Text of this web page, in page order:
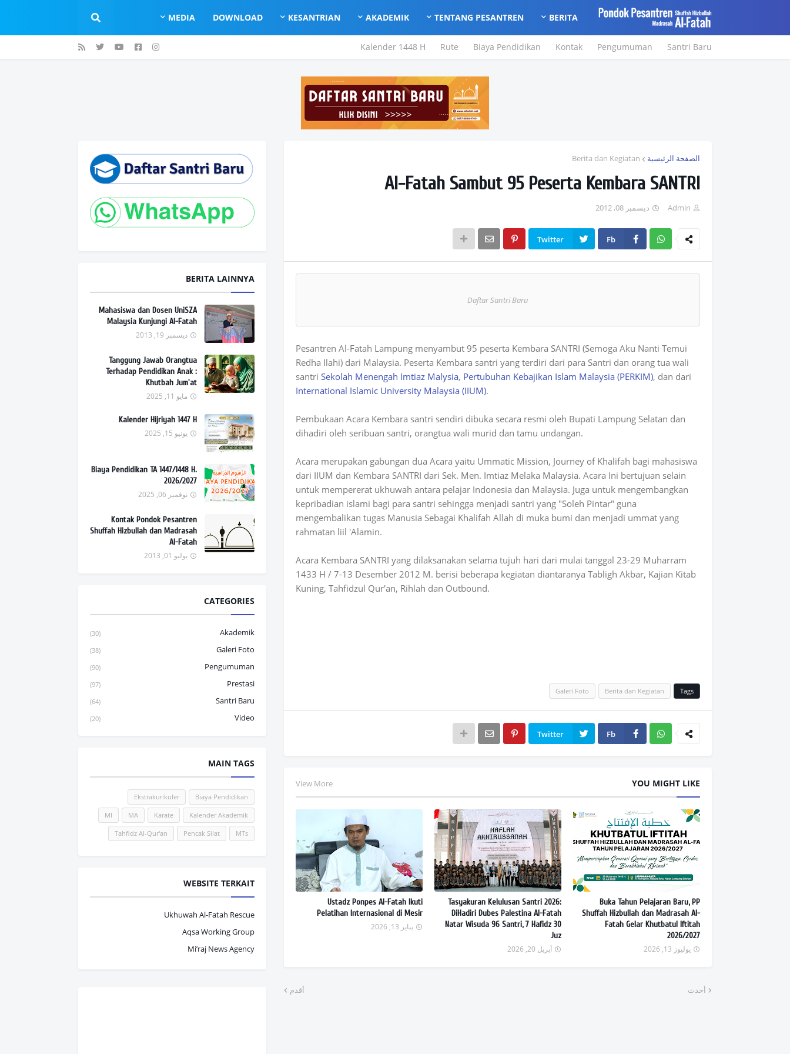
BERITA
TENTANG PESANTREN
AKADEMIK
KESANTRIAN
DOWNLOAD
MEDIA
Santri Baru
Pengumuman
Kontak
Biaya Pendidikan
Rute
Kalender 1448 H
الصفحة الرئيسية Berita dan Kegiatan
Al-Fatah Sambut 95 Peserta Kembara SANTRI
Admin ديسمبر 08, 2012
Wh
Fb
Twitter
Daftar Santri Baru
Pesantren Al-Fatah Lampung menyambut 95 peserta Kembara SANTRI (Semoga Aku Nanti Temui
Redha Ilahi) dari Malaysia. Peserta Kembara santri yang terdiri dari para Santri dan orang tua wali
santri Sekolah Menengah Imtiaz Malysia, Pertubuhan Kebajikan Islam Malaysia (PERKIM), dan dari
International Islamic University Malaysia (IIUM).
Pembukaan Acara Kembara santri sendiri dibuka secara resmi oleh Bupati Lampung Selatan dan
dihadiri oleh seribuan santri, orangtua wali murid dan tamu undangan.
Acara merupakan gabungan dua Acara yaitu Ummatic Mission, Journey of Khalifah bagi mahasiswa
dari IIUM dan Kembara SANTRI dari Sek. Men. Imtiaz Melaka Malaysia. Acara Ini bertujuan selain
untuk mempererat ukhuwah antara pelajar Indonesia dan Malaysia. Juga untuk mengembangkan
kepribadian islami bagi para santri sehingga menjadi santri yang "Soleh Pintar" guna
mengembalikan tugas Manusia Sebagai Khalifah Allah di muka bumi dan menjadi ummat yang
rahmatan liil 'Alamin.
Acara Kembara SANTRI yang dilaksanakan selama tujuh hari dari mulai tanggal 23-29 Muharram
1433 H / 7-13 Desember 2012 M. berisi beberapa kegiatan diantaranya Tabligh Akbar, Kajian Kitab
Kuning, Tahfidzul Qur'an, Rihlah dan Outbound.
Tags
Berita dan Kegiatan
Galeri Foto
p
Fb
Twitter
YOU MIGHT LIKE
View More
Buka Tahun Pelajaran Baru, PP
Shuffah Hizbullah dan Madrasah Al-
Fatah Gelar Khutbatul Iftitah
2026/2027
يوليوز 13, 2026
Tasyakuran Kelulusan Santri 2026:
DiHadiri Dubes Palestina Al-Fatah
Natar Wisuda 96 Santri, 7 Hafidz 30
Juz
أبريل 20, 2026
Ustadz Ponpes Al-Fatah Ikuti
Pelatihan Internasional di Mesir
يناير 13, 2026
أحدث أقدم
BERITA LAINNYA
Mahasiswa dan Dosen UniSZA
Malaysia Kunjungi Al-Fatah
ديسمبر 19, 2013
Tanggung Jawab Orangtua
Terhadap Pendidikan Anak :
Khutbah Jum'at
مايو 11, 2025
Kalender Hijriyah 1447 H
يونيو 15, 2025
Biaya Pendidikan TA 1447/1448 H.
2026/2027
نوفمبر 06, 2025
Kontak Pondok Pesantren
Shuffah Hizbullah dan Madrasah
Al-Fatah
يوليو 01, 2013
CATEGORIES
Akademik
(30)
Galeri Foto
(38)
Pengumuman
(90)
Prestasi
(97)
Santri Baru
(64)
Video
(20)
MAIN TAGS
Biaya Pendidikan
Ekstrakurikuler
Kalender Akademik
Karate
MA
MI
MTs
Pencak Silat
Tahfidz Al-Qur'an
WEBSITE TERKAIT
Ukhuwah Al-Fatah Rescue
Aqsa Working Group
Mi’raj News Agency